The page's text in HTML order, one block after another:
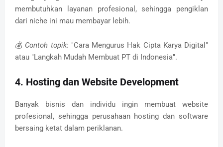
membutuhkan layanan profesional, sehingga pengiklan
dari niche ini mau membayar lebih.
💰 Contoh topik: "Cara Mengurus Hak Cipta Karya Digital"
atau "Langkah Mudah Membuat PT di Indonesia".
4. Hosting dan Website Development
Banyak bisnis dan individu ingin membuat website
profesional, sehingga perusahaan hosting dan software
bersaing ketat dalam periklanan.